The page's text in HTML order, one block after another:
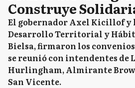
Construye
El gobernador Axel Kicillof y
Desarrollo Territorial y
Bielsa, firmaron los
se reunió con intendentes de
Hurlingham, Almirante
San Vicente.